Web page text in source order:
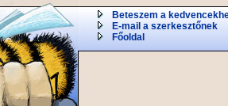
Beteszem a
E-mail a szerkesztőnek
Főoldal